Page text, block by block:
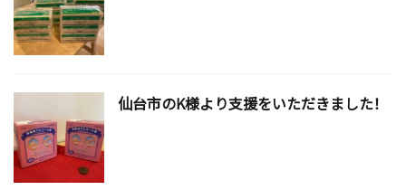
仙台市のK様より支援をいただきました！